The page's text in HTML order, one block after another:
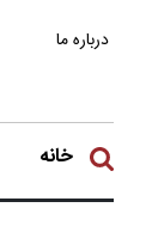
درباره ما
خانه